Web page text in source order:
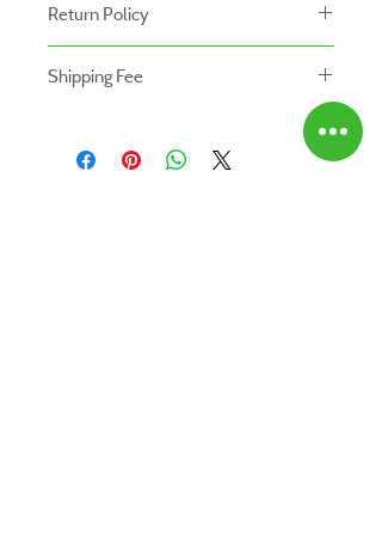
หน้าร้านและสาขาของเรา
-ระยะเวลารับประกันสินค้าบนเว็ปไซท์อาจจะแตก
ต่างจากการซื้อสินค้าหน้าร้าน
Return Policy
- สินค้าสามารถคืนได้ภายใน 7 วัน หลังจากรับ
- สินค้าต้องอยู่ในสภาพที่สมบูรณ์ พร้อมกล่อง
Shipping Fee
- สินค้ายังไม่รวมค่าจัดส่ง ผู้ซื้อเป็นผู้รับผิดชอบ
ค่าจัดส่ง